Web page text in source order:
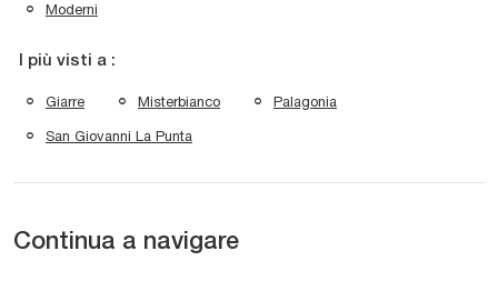
Moderni
I più visti a :
Giarre Misterbianco Palagonia
San Giovanni La Punta
Continua a navigare